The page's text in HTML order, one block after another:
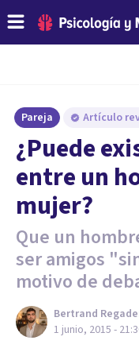
Pareja Artículo
¿Puede
entre un
mujer?
Que un
ser amigos
motivo de
Bertrand
1 junio, 2015 -